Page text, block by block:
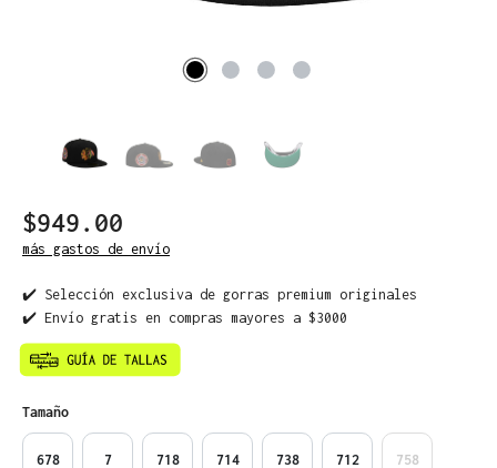
$949.00
más gastos de envío
✔️ Selección exclusiva de gorras premium originales
✔️ Envío gratis en compras mayores a $3000
Seleccione
Tamaño
678 7 718 714 738 712 758